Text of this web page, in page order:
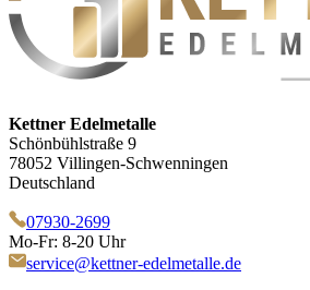
Kettner Edelmetalle
Schönbühlstraße 9
78052 Villingen-Schwenningen
Deutschland
07930-2699
Mo-Fr: 8-20 Uhr
service@kettner-edelmetalle.de